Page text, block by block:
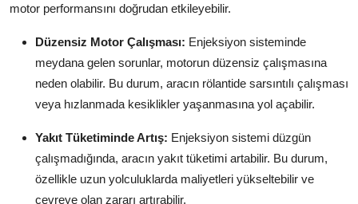
motor performansını doğrudan etkileyebilir.
Düzensiz Motor Çalışması: Enjeksiyon sisteminde
meydana gelen sorunlar, motorun düzensiz çalışmasına
neden olabilir. Bu durum, aracın rölantide sarsıntılı çalışması
veya hızlanmada kesiklikler yaşanmasına yol açabilir.
Yakıt Tüketiminde Artış: Enjeksiyon sistemi düzgün
çalışmadığında, aracın yakıt tüketimi artabilir. Bu durum,
özellikle uzun yolculuklarda maliyetleri yükseltebilir ve
çevreye olan zararı artırabilir.